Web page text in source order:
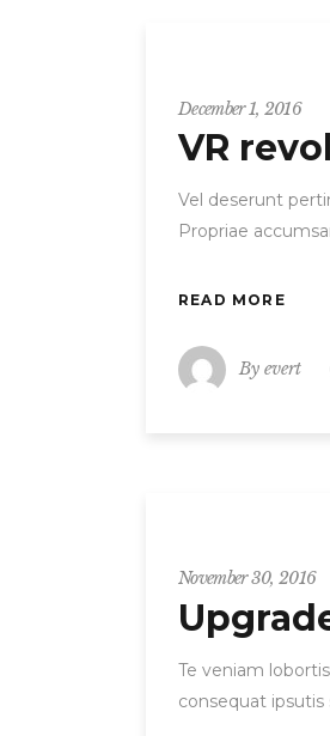
December 1, 2016
VR
Vel deserunt
Propriae
READ MORE
By evert
November 30, 2016
Te veniam
consequat